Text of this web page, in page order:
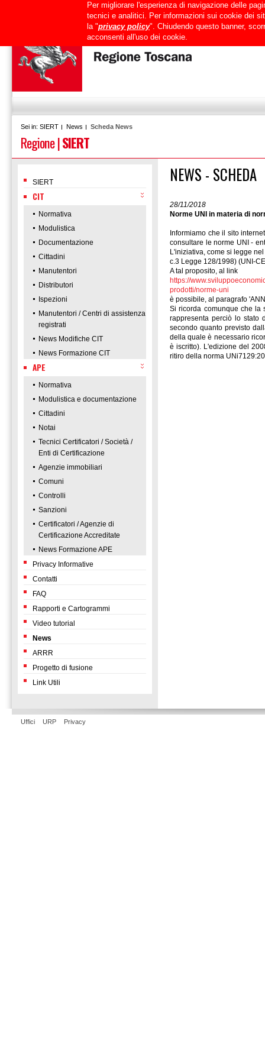
Mappa del sito RTRT Intranet
Sei in: SIERT News Scheda News
Regione|SIERT
SIERT
CIT
Normativa
Modulistica
Documentazione
Cittadini
Manutentori
Distributori
Ispezioni
Manutentori / Centri di assistenza
registrati
News Modifiche CIT
News Formazione CIT
APE
Normativa
Modulistica e documentazione
Cittadini
Notai
Tecnici Certificatori / Società /
Enti di Certificazione
Agenzie immobiliari
Comuni
Controlli
Sanzioni
Certificatori / Agenzie di
Certificazione Accreditate
News Formazione APE
Privacy Informative
Contatti
FAQ
Rapporti e Cartogrammi
Video tutorial
News
ARRR
Progetto di fusione
Link Utili
NEWS - SCHEDA
28/11/2018
Norme UNI in materia di
Informiamo che il sito
consultare le norme UNI -
L'iniziativa, come si legge
c.3 Legge 128/1998) (UNI-
A tal proposito, al link
https://
prodotti/norme-uni
è possibile, al paragrafo
Si ricorda comunque che la
rappresenta perciò lo stato
secondo quanto previsto
della quale è necessario
è iscritto). L'edizione del
ritiro della norma
Uffici URP Privacy
Per migliorare l'esperienza di navigazione delle
tecnici e analitici. Per informazioni sui cookie dei
la "privacy policy". Chiudendo questo banner,
acconsenti all'uso dei cookie.